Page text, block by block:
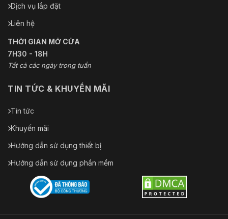
Dịch vụ lắp đặt
Liên hệ
THỜI GIAN MỞ CỬA
7H30 - 18H
Tất cả các ngày trong tuần
TIN TỨC & KHUYẾN MÃI
Tin tức
Khuyến mãi
Hướng dẫn sử dụng thiết bị
Hướng dẫn sử dụng phần mềm